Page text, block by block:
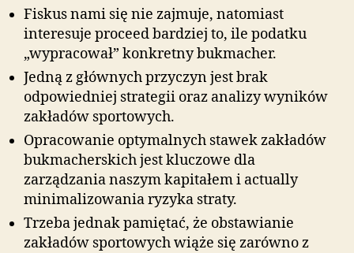
Fiskus nami się nie zajmuje, natomiast
interesuje proceed bardziej to, ile podatku
„wypracował” konkretny bukmacher.
Jedną z głównych przyczyn jest brak
odpowiedniej strategii oraz analizy wyników
zakładów sportowych.
Opracowanie optymalnych stawek zakładów
bukmacherskich jest kluczowe dla
zarządzania naszym kapitałem i actually
minimalizowania ryzyka straty.
Trzeba jednak pamiętać, że obstawianie
zakładów sportowych wiąże się zarówno z